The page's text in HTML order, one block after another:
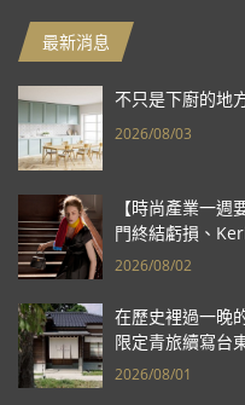
最新消息
不只是下廚的地
2026/08/03
【時尚產業一
門終結虧損、
報亮眼
2026/08/02
在歷史裡過一晚
限定青旅續寫台
2026/08/01